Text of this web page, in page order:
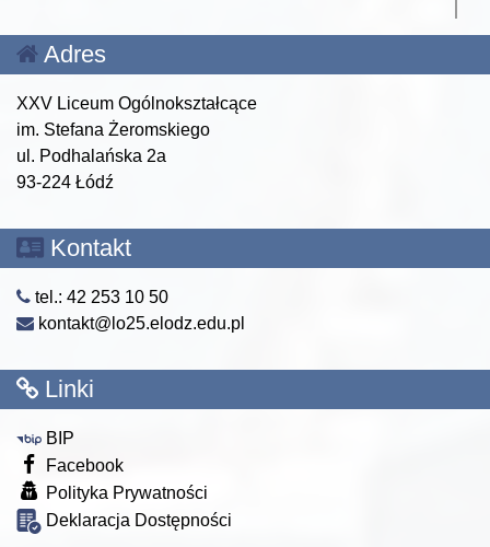
Adres
XXV Liceum Ogólnokształcące
im. Stefana Żeromskiego
ul. Podhalańska 2a
93-224 Łódź
Kontakt
tel.: 42 253 10 50
kontakt@lo25.elodz.edu.pl
Linki
BIP
Facebook
Polityka Prywatności
Deklaracja Dostępności